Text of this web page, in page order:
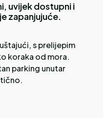
uvijek dostupni i
zapanjujuće.
s prelijepim
koraka od mora.
parking unutar